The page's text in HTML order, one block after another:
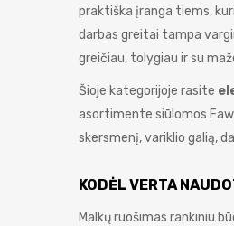
praktiška įranga tiems,
darbas greitai tampa
greičiau, tolygiau ir su
Šioje kategorijoje rasite
asortimente siūlomos
skersmenį, variklio galią,
KODĖL VERTA
Malkų ruošimas rankiniu